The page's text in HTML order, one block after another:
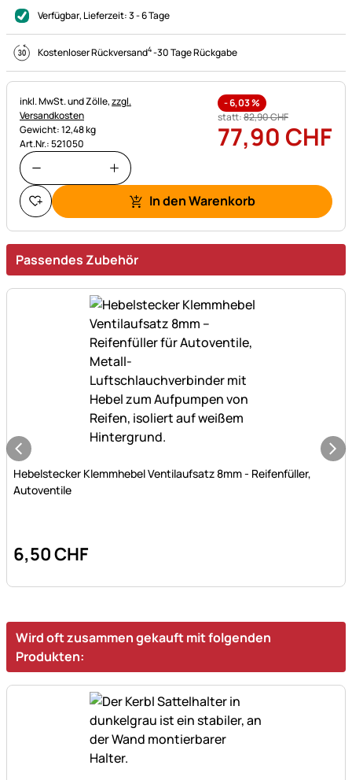
Verfügbar, Lieferzeit:3 - 6 Tage
Kostenloser Rückversand4-30 Tage Rückgabe
Steuerhinweis:
inkl. MwSt. und Zölle,zzgl.
Versandkosten
Gewicht: 12,48 kg
Art.Nr.: 521050
-6,03%
statt:82,90CHF
77,90 CHF
In den Warenkorb
Passendes Zubehör
Noch keine Bewertungen abgegeben
Hebelstecker Klemmhebel Ventilaufsatz 8mm - Reifenfüller,
Autoventile
6,50CHF
Wird oft zusammen gekauft mit folgenden
Produkten: